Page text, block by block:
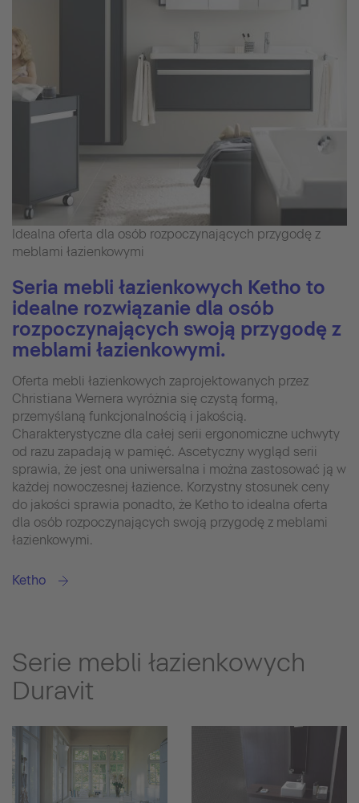
Idealna oferta dla osób rozpoczynających przygodę z
meblami łazienkowymi
Seria mebli łazienkowych Ketho to
idealne rozwiązanie dla osób
rozpoczynających swoją przygodę z
meblami łazienkowymi.
Oferta mebli łazienkowych zaprojektowanych przez
Christiana Wernera wyróżnia się czystą formą,
przemyślaną funkcjonalnością i jakością.
Charakterystyczne dla całej serii ergonomiczne uchwyty
od razu zapadają w pamięć. Ascetyczny wygląd serii
sprawia, że jest ona uniwersalna i można zastosować ją w
każdej nowoczesnej łazience. Korzystny stosunek ceny
do jakości sprawia ponadto, że Ketho to idealna oferta
dla osób rozpoczynających swoją przygodę z meblami
łazienkowymi.
Ketho
Serie mebli łazienkowych
Duravit